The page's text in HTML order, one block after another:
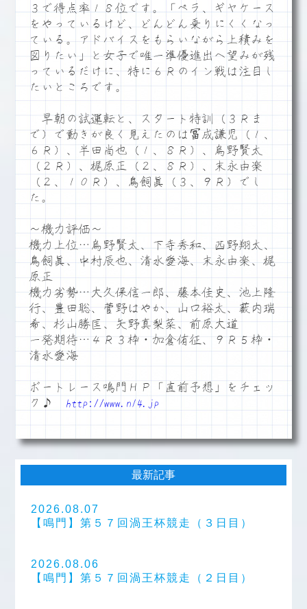
３で得点率１８位です。「ペラ、ギヤケース
をやっているけど、どんどん乗りにくくなっ
ている。アドバイスをもらいながら上積みを
図りたい」と女子で唯一準優進出へ望みが残
っているだけに、特に６Ｒのイン戦は注目し
たいところです。
早朝の試運転と、スタート特訓（３Ｒま
で）で動きが良く見えたのは冨成謙児（１、
６Ｒ）、半田尚也（１、８Ｒ）、烏野賢太
（２Ｒ）、梶原正（２、８Ｒ）、末永由楽
（２、１０Ｒ）、鳥飼眞（３、９Ｒ）でし
た。
～機力評価～
機力上位…烏野賢太、下寺秀和、西野翔太、
鳥飼眞、中村辰也、清水愛海、末永由楽、梶
原正
機力劣勢…大久保信一郎、藤本佳史、池上隆
行、豊田聡、菅野はやか、山口裕太、薮内瑞
希、杉山勝匡、矢野真梨菜、前原大道
一発期待…４Ｒ３枠・加倉侑征、９Ｒ５枠・
清水愛海
ボートレース鳴門ＨＰ「直前予想」をチェッ
ク♪ http://www.n14.jp
最新記事
2026.08.07
【鳴門】第５７回渦王杯競走（３日目）
2026.08.06
【鳴門】第５７回渦王杯競走（２日目）